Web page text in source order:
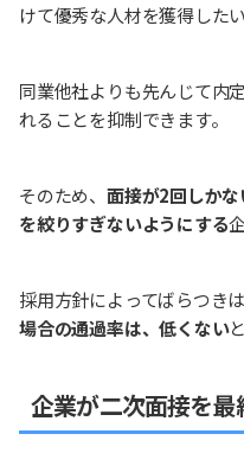
けて優秀な人材を獲得した
同業他社よりも先んじて内
れることを抑制できます。
そのため、 面接が2回しか
を絞りすぎないようにする
採用方針によってばらつき
場合の通過率は、低くない
企業が二次面接を